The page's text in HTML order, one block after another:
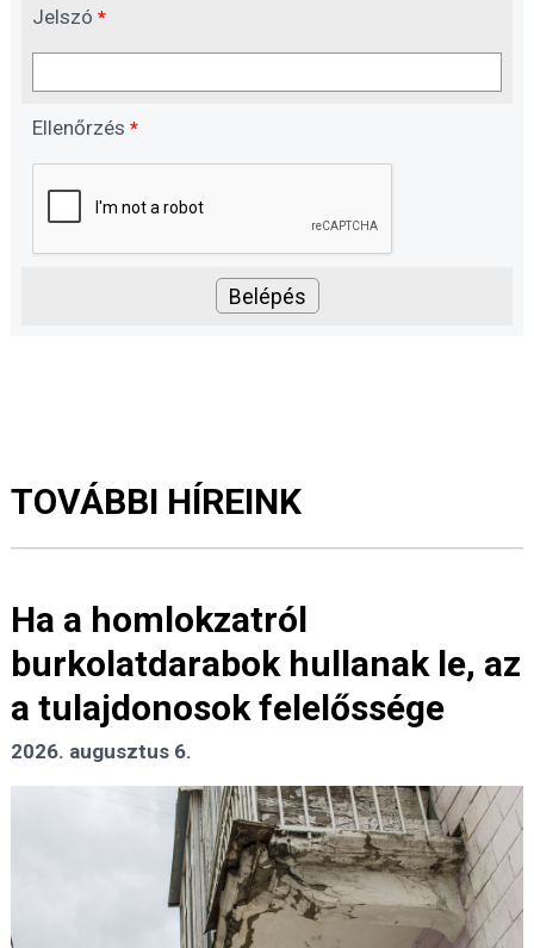
Jelszó *
Ellenőrzés *
TOVÁBBI HÍREINK
Ha a homlokzatról
burkolatdarabok hullanak le, az
a tulajdonosok felelőssége
2026. augusztus 6.